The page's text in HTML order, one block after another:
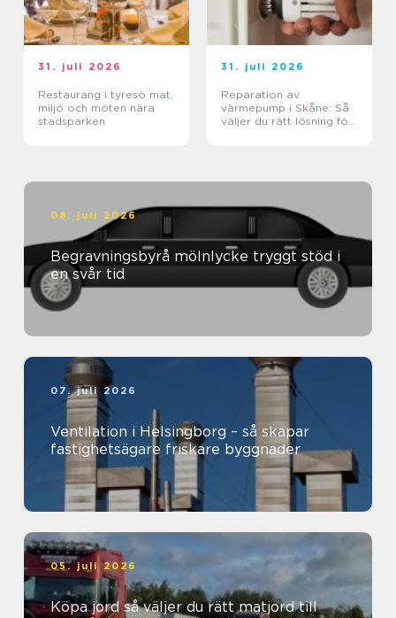
31. juli 2026
Restaurang i tyresö mat,
miljö och möten nära
stadsparken
31. juli 2026
Reparation av
värmepump i Skåne: Så
väljer du rätt lösning för
08. juli 2026
Begravningsbyrå mölnlycke tryggt stöd i
en svår tid
07. juli 2026
Ventilation i Helsingborg – så skapar
fastighetsägare friskare byggnader
05. juli 2026
Köpa jord så väljer du rätt matjord till